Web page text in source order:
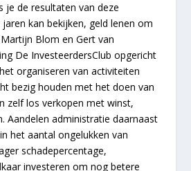
je de resultaten van deze
kan bekijken, geld lenen om
Blom en Gert van
De InvesteerdersClub opgericht
organiseren van activiteiten
bezig houden met het doen van
zelf los verkopen met winst,
Aandelen administratie daarnaast
het aantal ongelukken van
schadepercentage,
investeren om nog betere